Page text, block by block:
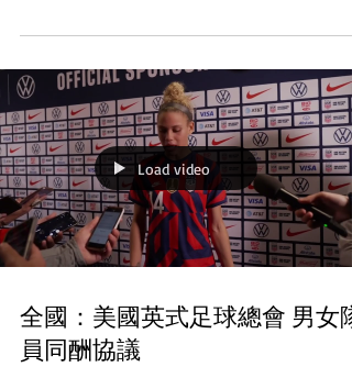
Load video
全國：美國英式足球總會 男女隊
員同酬協議